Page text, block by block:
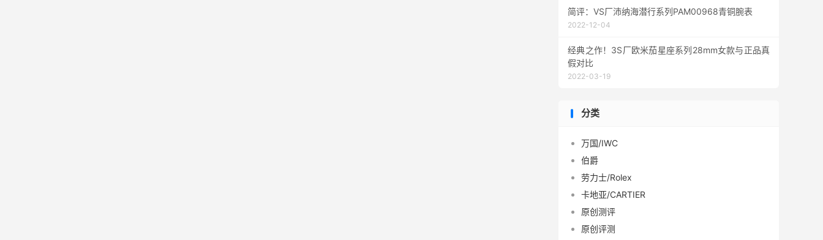
简评：VS厂沛纳海潜行系列PAM00968青铜腕表
2022-12-04
经典之作！3S厂欧米茄星座系列28mm女款与正品真
假对比
2022-03-19
分类
万国/IWC
伯爵
劳力士/Rolex
卡地亚/CARTIER
原创测评
原创评测